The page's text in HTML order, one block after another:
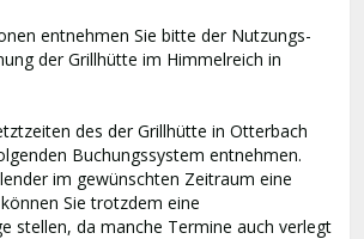
entnehmen Sie bitte der Nutzungs-
der Grillhütte im Himmelreich in
des der Grillhütte in Otterbach
Buchungssystem entnehmen.
im gewünschten Zeitraum eine
Sie trotzdem eine
stellen, da manche Termine auch verlegt